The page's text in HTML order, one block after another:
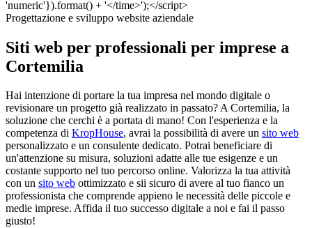
Progettazione e sviluppo website aziendale
Siti web per professionali per imprese a
Cortemilia
Hai intenzione di portare la tua impresa nel mondo digitale o
revisionare un progetto già realizzato in passato? A Cortemilia, la
soluzione che cerchi è a portata di mano! Con l'esperienza e la
competenza di KropHouse, avrai la possibilità di avere un sito web
personalizzato e un consulente dedicato. Potrai beneficiare di
un'attenzione su misura, soluzioni adatte alle tue esigenze e un
costante supporto nel tuo percorso online. Valorizza la tua attività
con un sito web ottimizzato e sii sicuro di avere al tuo fianco un
professionista che comprende appieno le necessità delle piccole e
medie imprese. Affida il tuo successo digitale a noi e fai il passo
giusto!